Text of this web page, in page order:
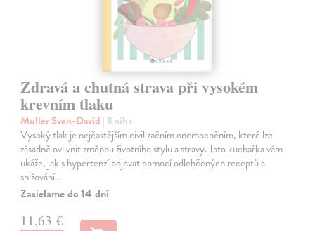
Zdravá a chutná strava při vysokém
krevním tlaku
Muller Sven-David | Kniha
Vysoký tlak je nejčastějším civilizačním onemocněním, které lze
zásadně ovlivnit změnou životního stylu a stravy. Tato kuchařka vám
ukáže, jak s hypertenzí bojovat pomocí odlehčených receptů a
snižování…
Zasielame do 14 dní
11,63 €